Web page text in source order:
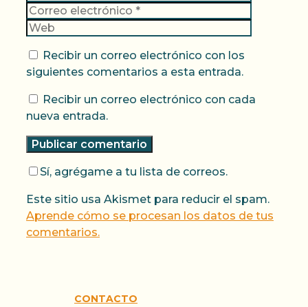
Recibir un correo electrónico con los
siguientes comentarios a esta entrada.
Recibir un correo electrónico con cada
nueva entrada.
Sí, agrégame a tu lista de correos.
Este sitio usa Akismet para reducir el spam.
Aprende cómo se procesan los datos de tus
comentarios.
CONTACTO